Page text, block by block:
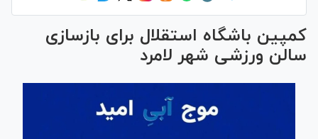
کمپین باشگاه استقلال برای بازسازی
سالن ورزشی شهر لامرد